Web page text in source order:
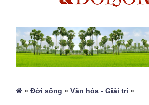
»Đời sống »Văn hóa - Giải trí»